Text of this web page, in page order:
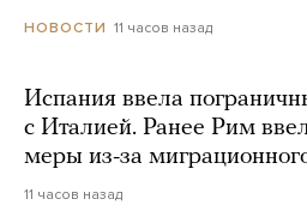
НОВОСТИ 11 часов назад
Испания ввела
с Италией. Ранее Рим
меры из-за
11 часов назад